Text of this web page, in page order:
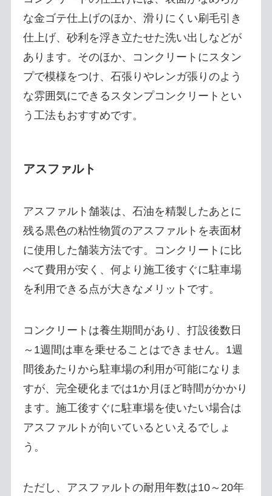
な金ゴテ仕上げのほか、滑りにくい刷毛引き
仕上げ、砂利を浮き立たせた洗い出しなどが
あります。そのほか、コンクリートにスタン
プで模様をつけ、石張りやレンガ張りのよう
な雰囲気にできるスタンプコンクリートとい
う工法もおすすめです。
アスファルト
アスファルト舗装は、石油を精製したあとに
残る黒色の粘性物質のアスファルトを表面材
に使用した舗装方法です。コンクリートに比
べて費用が安く、何より施工後すぐに駐車場
を利用できる点が大きなメリットです。
コンクリートは養生期間があり、打設後数日
～1週間は車を乗せることはできません。1週
間後あたりから駐車場の利用が可能になりま
すが、完全硬化までは1か月ほど時間がかかり
ます。施工後すぐに駐車場を使いたい場合は
アスファルトが向いているといえるでしょ
う。
ただし、アスファルトの耐用年数は10～20年